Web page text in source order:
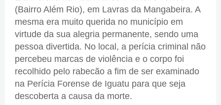
(Bairro Além Rio), em Lavras da Mangabeira. A
mesma era muito querida no município em
virtude da sua alegria permanente, sendo uma
pessoa divertida. No local, a perícia criminal não
percebeu marcas de violência e o corpo foi
recolhido pelo rabecão a fim de ser examinado
na Perícia Forense de Iguatu para que seja
descoberta a causa da morte.